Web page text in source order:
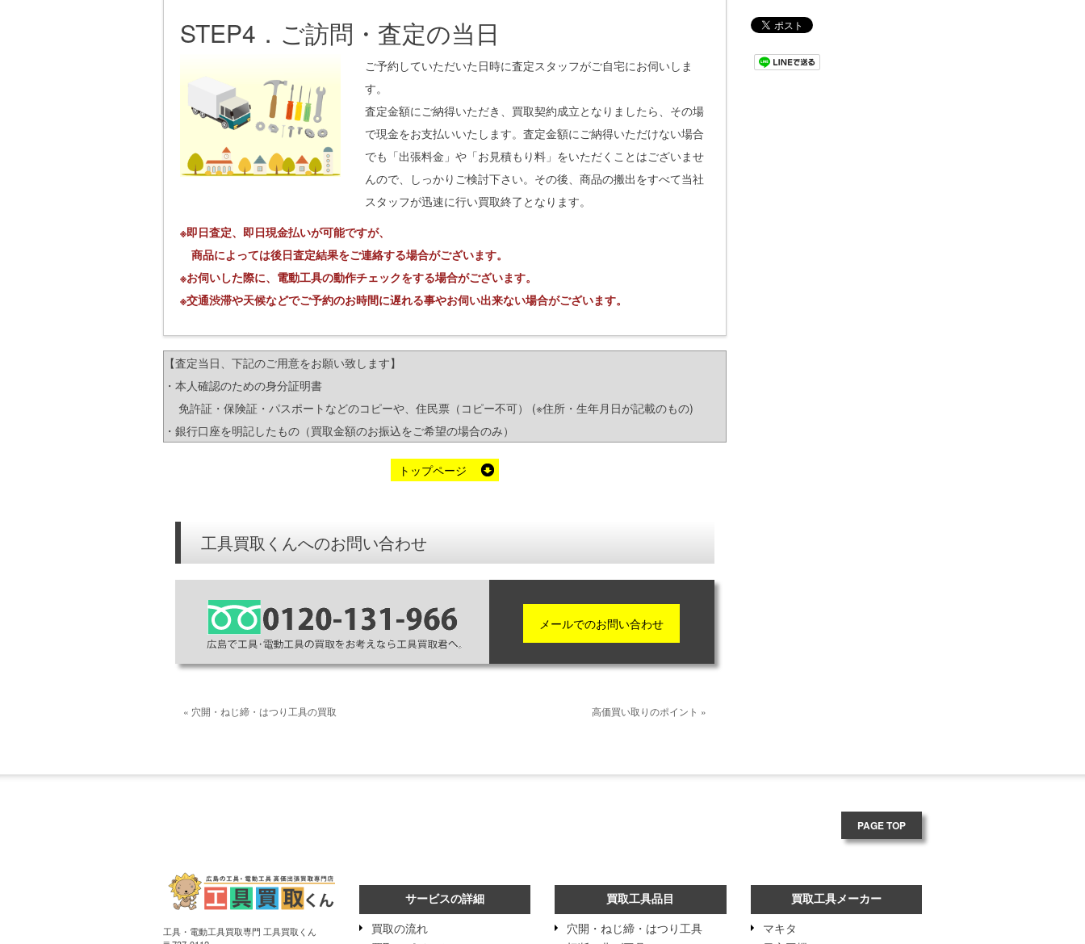
STEP4．ご訪問・査定の当日
ご予約していただいた日時に査定スタッフがご自宅にお伺いしま
す。
査定金額にご納得いただき、買取契約成立となりましたら、その場
で現金をお支払いいたします。査定金額にご納得いただけない場合
でも「出張料金」や「お見積もり料」をいただくことはございませ
んので、しっかりご検討下さい。その後、商品の搬出をすべて当社
スタッフが迅速に行い買取終了となります。
※即日査定、即日現金払いが可能ですが、
商品によっては後日査定結果をご連絡する場合がございます。
※お伺いした際に、電動工具の動作チェックをする場合がございます。
※交通渋滞や天候などでご予約のお時間に遅れる事やお伺い出来ない場合がございます。
【査定当日、下記のご用意をお願い致します】
・本人確認のための身分証明書
免許証・保険証・パスポートなどのコピーや、住民票（コピー不可） (※住所・生年月日が記載のもの)
・銀行口座を明記したもの（買取金額のお振込をご希望の場合のみ）
トップページ
工具買取くんへのお問い合わせ
メールでのお問い合わせ
« 穴開・ねじ締・はつり工具の買取 高価買い取りのポイント »
PAGE TOP
工具・電動工具買取専門 工具買取くん
サービスの詳細
買取の流れ
買取工具品目
穴開・ねじ締・はつり工具
買取工具メーカー
マキタ